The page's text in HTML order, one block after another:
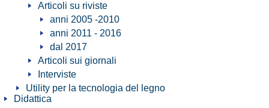
Articoli su riviste
anni 2005 -2010
anni 2011 - 2016
dal 2017
Articoli sui giornali
Interviste
Utility per la tecnologia del legno
Didattica